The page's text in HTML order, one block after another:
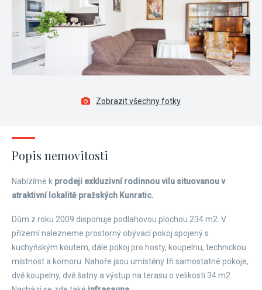
Zobrazit všechny fotky
Popis nemovitosti
Nabízíme k prodeji exkluzivní rodinnou vilu situovanou v
atraktivní lokalitě pražských Kunratic.
Dům z roku 2009 disponuje podlahovou plochou 234 m2. V
přízemí nalezneme prostorný obývací pokoj spojený s
kuchyňským koutem, dále pokoj pro hosty, koupelnu, technickou
místnost a komoru. Nahoře jsou umístěny tři samostatné pokoje,
dvě koupelny, dvě šatny a výstup na terasu o velikosti 34 m2.